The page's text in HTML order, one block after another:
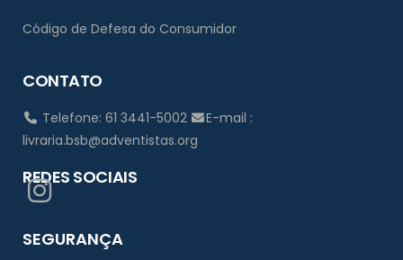
Código de Defesa do Consumidor
CONTATO
Telefone: 61 3441-5002
E-mail :
livraria.bsb@adventistas.org
REDES SOCIAIS
SEGURANÇA